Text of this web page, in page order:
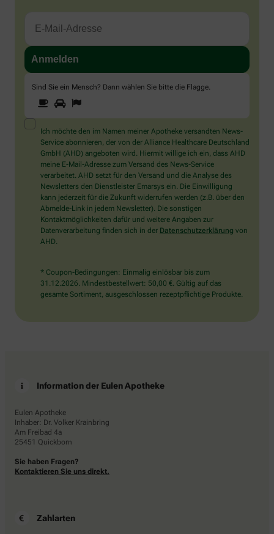
Sind Sie ein Mensch? Dann wählen Sie bitte die Flagge.
Sind
Sie
ein
Mensch?
Dann
wählen
Sie
bitte
die
Flagge.
1 2
Ich möchte den im Namen meiner Apotheke versandten News-
Service abonnieren, der von der Alliance Healthcare Deutschland
GmbH (AHD) angeboten wird. Hiermit willige ich ein, dass AHD
meine E-Mail-Adresse zum Versand des News-Service
verarbeitet. AHD setzt für den Versand und die Analyse des
Newsletters den Dienstleister Emarsys ein. Die Einwilligung
kann jederzeit für die Zukunft widerrufen werden (z.B. über den
Abmelde-Link in jedem Newsletter). Die sonstigen
Kontaktmöglichkeiten dafür und weitere Angaben zur
Datenverarbeitung finden sich in der Datenschutzerklärung von
AHD.
* Coupon-Bedingungen: Einmalig einlösbar bis zum
31.12.2026. Mindestbestellwert: 50,00 €. Gültig auf das
gesamte Sortiment, ausgeschlossen rezeptpflichtige Produkte.
Information der Eulen Apotheke
Eulen Apotheke
Inhaber: Dr. Volker Krainbring
Am Freibad 4a
25451 Quickborn
Sie haben Fragen?
Kontaktieren Sie uns direkt.
Zahlarten